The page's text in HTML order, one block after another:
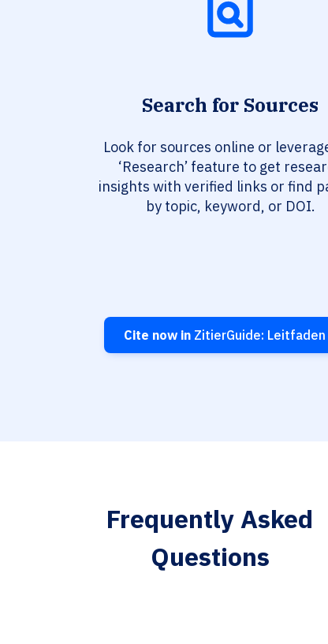
Search for Sources
Look for sources online or
‘Research’ feature to get
insights with verified links or find
by topic, keyword, or DOI.
Cite now in ZitierGuide:
Frequently Asked
Questions